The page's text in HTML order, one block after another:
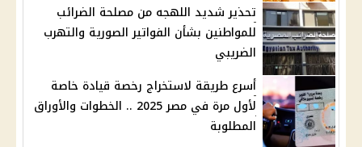
تحذير شديد اللهجه من مصلحة الضرائب
للمواطنين بشأن الفواتير الصورية والتهرب
الضريبي
أسرع طريقة لاستخراج رخصة قيادة خاصة
لأول مرة في مصر 2025 .. الخطوات والأوراق
المطلوبة